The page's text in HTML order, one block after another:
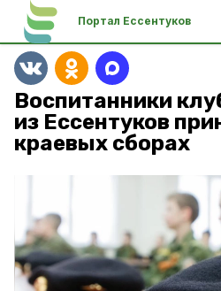
Портал Ессентуков
Воспитанники
из Ессентуков
краевых сборах